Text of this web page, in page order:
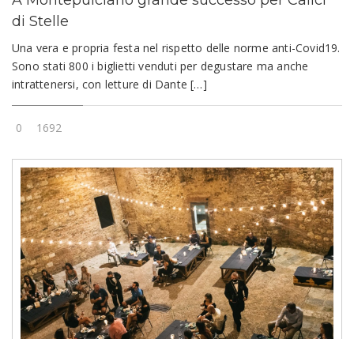
di Stelle
Una vera e propria festa nel rispetto delle norme anti-Covid19.
Sono stati 800 i biglietti venduti per degustare ma anche
intrattenersi, con letture di Dante […]
0 1692